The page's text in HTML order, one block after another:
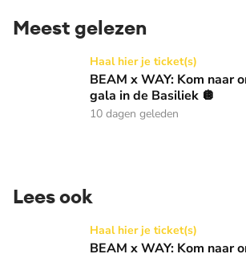
Meest gelezen
BEAM x WAY: Kom naar ons
Haal hier je ticket(s)
BEAM x WAY: Kom naar
gala in de Basiliek 🪩
10 dagen geleden
Lees ook
BEAM x WAY: Kom naar ons
Haal hier je ticket(s)
BEAM x WAY: Kom naar